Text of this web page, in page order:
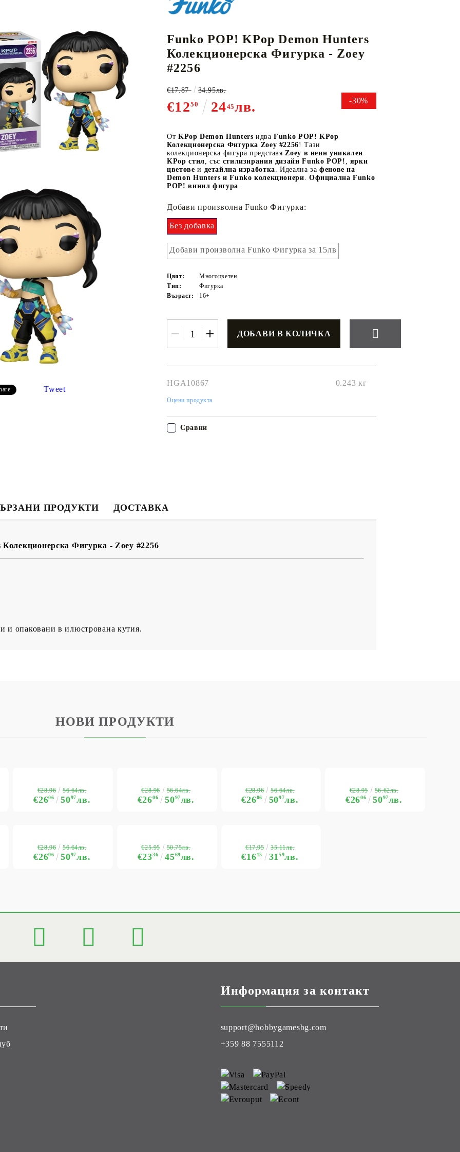
CARD GAME LORCANA
RIFTBOUND: LEAGUE OF LEGENDS
АКСЕСОАРИ ЗА КАРТОВИ
ИГРИ
Кутии за съхранение
Протектори за карти
НАСИПНИ КАРТИ GUNDAM CARD GAME
К-ПОП ДРУГИ
Tweet
Funko POP! KPop Demon Hunters
Колекционерска Фигурка - Zoey
#2256
-30%
€1250 2445лв.
€17.87 34.95лв.
ОтKPopDemon Hunters идваFunko POP! KPop
Колекционерска Фигурка Zoey #2256! Тази
колекционерска фигура представяZoey в неин уникален
KPop стил, със стилизирания дизайн Funko POP! , ярки
цветове и детайлна изработка. Идеална зафенове на
Demon Hunters и Funko колекционери. Официална Funko
POP! винил фигура.
Добави произволна Funko Фигурка:
Без добавка
Добави произволна Funko Фигурка за 15лв
Цвят:
Многоцветен
Тип:
Фигурка
Възраст:
16+
HGA10867 0.243 кг
Оцени продукта
Сравни
ПРОДУКТИ ДОСТАВКА
Фигурка - Zoey #2256
и опаковани в илюстрована кутия.
НОВИ ПРОДУКТИ
€2606 5097лв.
€28.96 56.64лв.
€2606 5097лв.
€28.96 56.64лв.
€2606 5097лв.
€28.96 56.64лв.
€2606 5097лв.
€28.95 56.62лв.
€2606 5097лв.
€28.96 56.64лв.
€2336 4569лв.
€25.95 50.75лв.
€1615 3159лв.
€17.95 35.11лв.
Информация за контакт
support@hobbygamesbg.com
+359 88 7555112